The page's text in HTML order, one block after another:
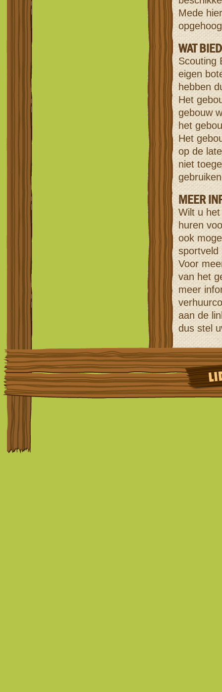
Mede
WAT
Scouting
eigen
hebben
Het
gebouw
het
Het
op de
niet
MEER
Wilt u
huren
ook
sportveld
Voor
van het
meer
aan de
dus stel